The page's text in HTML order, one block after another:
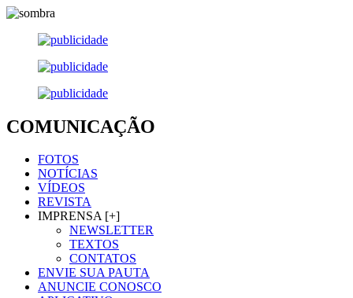
COMUNICAÇÃO
FOTOS
NOTÍCIAS
VÍDEOS
REVISTA
IMPRENSA [+]
NEWSLETTER
TEXTOS
CONTATOS
ENVIE SUA PAUTA
ANUNCIE CONOSCO